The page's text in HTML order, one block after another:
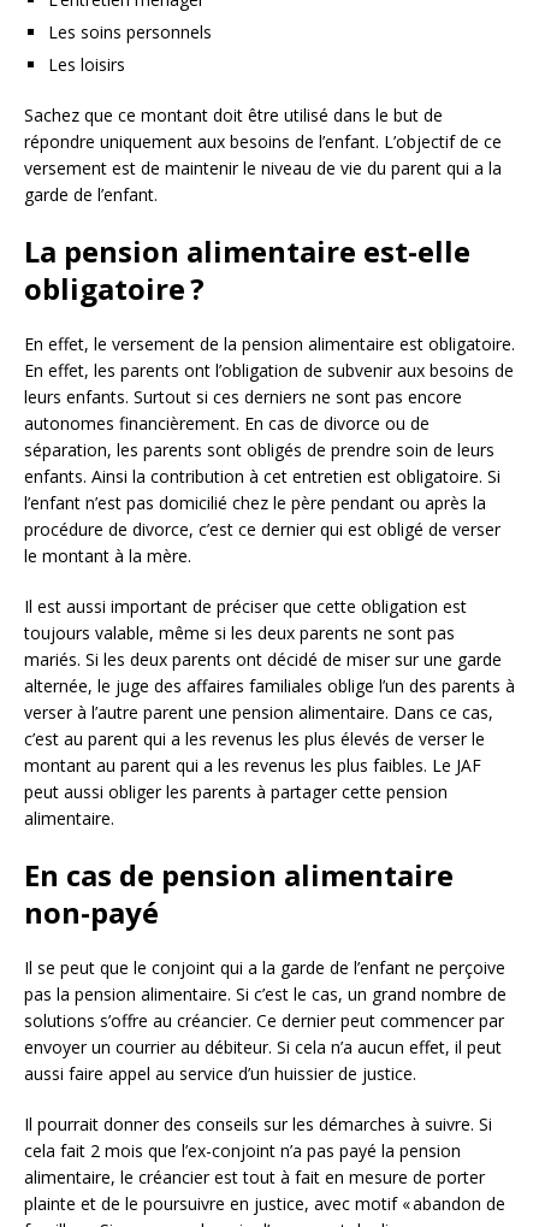
Les soins personnels
Les loisirs
Sachez que ce montant doit être utilisé dans le but de
répondre uniquement aux besoins de l’enfant. L’objectif de ce
versement est de maintenir le niveau de vie du parent qui a la
garde de l’enfant.
La pension alimentaire est-elle
obligatoire ?
En effet, le versement de la pension alimentaire est obligatoire.
En effet, les parents ont l’obligation de subvenir aux besoins de
leurs enfants. Surtout si ces derniers ne sont pas encore
autonomes financièrement. En cas de divorce ou de
séparation, les parents sont obligés de prendre soin de leurs
enfants. Ainsi la contribution à cet entretien est obligatoire. Si
l’enfant n’est pas domicilié chez le père pendant ou après la
procédure de divorce, c’est ce dernier qui est obligé de verser
le montant à la mère.
Il est aussi important de préciser que cette obligation est
toujours valable, même si les deux parents ne sont pas
mariés. Si les deux parents ont décidé de miser sur une garde
alternée, le juge des affaires familiales oblige l’un des parents à
verser à l’autre parent une pension alimentaire. Dans ce cas,
c’est au parent qui a les revenus les plus élevés de verser le
montant au parent qui a les revenus les plus faibles. Le JAF
peut aussi obliger les parents à partager cette pension
alimentaire.
En cas de pension alimentaire
non-payé
Il se peut que le conjoint qui a la garde de l’enfant ne perçoive
pas la pension alimentaire. Si c’est le cas, un grand nombre de
solutions s’offre au créancier. Ce dernier peut commencer par
envoyer un courrier au débiteur. Si cela n’a aucun effet, il peut
aussi faire appel au service d’un huissier de justice.
Il pourrait donner des conseils sur les démarches à suivre. Si
cela fait 2 mois que l’ex-conjoint n’a pas payé la pension
alimentaire, le créancier est tout à fait en mesure de porter
plainte et de le poursuivre en justice, avec motif « abandon de